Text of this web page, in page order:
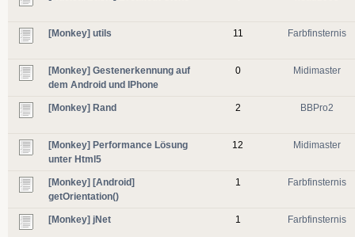
[Monkey] utils 11 Farbfinsternis
[Monkey] Gestenerkennung auf
dem Android und IPhone
0 Midimaster
[Monkey] Rand 2 BBPro2
[Monkey] Performance Lösung
unter Html5
12 Midimaster
[Monkey] [Android]
getOrientation()
1 Farbfinsternis
[Monkey] jNet 1 Farbfinsternis